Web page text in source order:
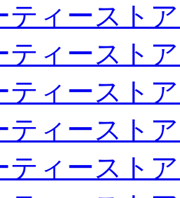
ティースト
ティースト
ティースト
ティースト
ティースト